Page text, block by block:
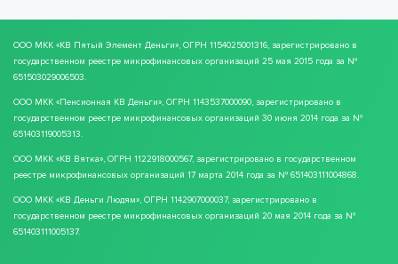
ООО МКК «КВ Пятый Элемент Деньги», ОГРН 1154025001316, зарегистрировано в
государственном реестре микрофинансовых организаций 25 мая 2015 года за №
651503029006503.
ООО МКК «Пенсионная КВ Деньги», ОГРН 1143537000090, зарегистрировано в
государственном реестре микрофинансовых организаций 30 июня 2014 года за №
651403119005313.
ООО МКК «КВ Вятка», ОГРН 1122918000567, зарегистрировано в государственном
реестре микрофинансовых организаций 17 марта 2014 года за № 651403111004868.
ООО МКК «КВ Деньги Людям», ОГРН 1142907000037, зарегистрировано в
государственном реестре микрофинансовых организаций 20 мая 2014 года за №
651403111005137.